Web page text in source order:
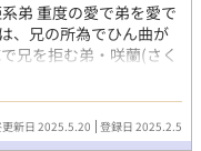
弟 重度の愛で弟を愛で
、兄の所為でひん曲が
兄を拒む弟・咲蘭(さく
た咲蘭は、兄の従順なお
蘭が中1の夏。ある日を
対応が始まる。 それで
ため全力を尽くし、毎
新日 2025.5.20 登録日 2025.2.5